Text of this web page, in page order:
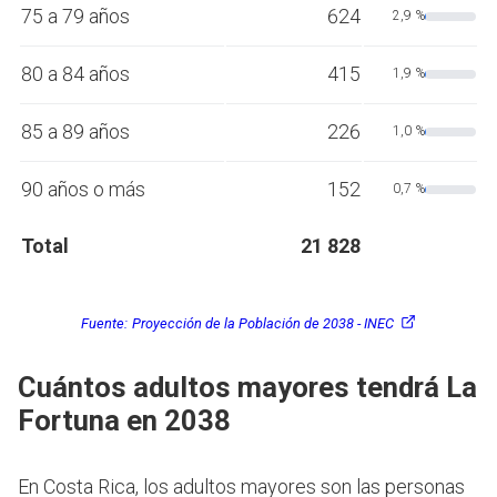
75 a 79 años 624 2,9 %
80 a 84 años 415 1,9 %
85 a 89 años 226 1,0 %
90 años o más 152 0,7 %
Total 21 828
Fuente: Proyección de la Población de 2038 - INEC
Cuántos adultos mayores tendrá La
Fortuna en 2038
En Costa Rica, los adultos mayores son las personas